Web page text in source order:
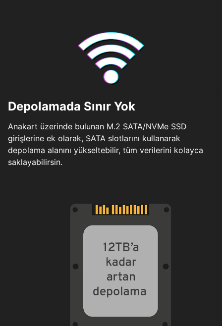
Depolamada Sınır Yok
Anakart üzerinde bulunan M.2 SATA/NVMe SSD
girişlerine ek olarak, SATA slotlarını kullanarak
depolama alanını yükseltebilir, tüm verilerini kolayca
saklayabilirsin.